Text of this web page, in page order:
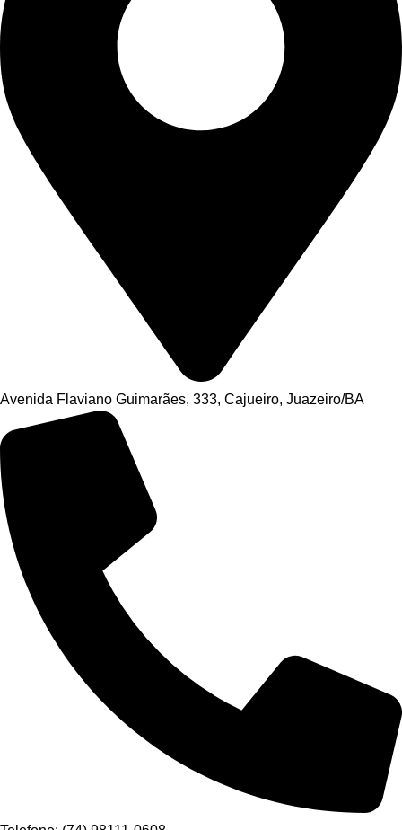
Avenida Flaviano Guimarães, 333, Cajueiro, Juazeiro/BA